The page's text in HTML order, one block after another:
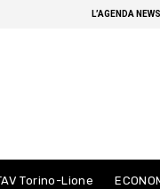
L’AGENDA NEWS
Torino-Lione